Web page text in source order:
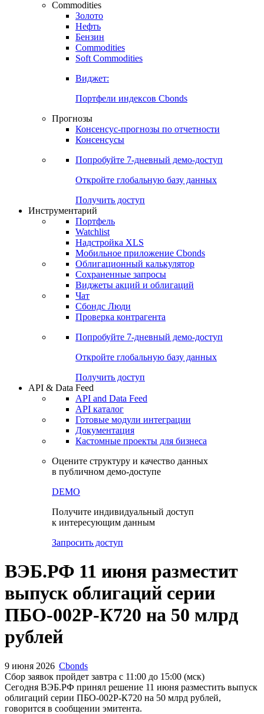
Commodities
Золото
Нефть
Бензин
Commodities
Soft Commodities
Виджет:
Портфели индексов Cbonds
Прогнозы
Консенсус-прогнозы по отчетности
Консенсусы
Попробуйте 7-дневный демо-доступ
Откройте глобальную базу данных
Получить доступ
Инструментарий
Портфель
Watchlist
Надстройка XLS
Мобильное приложение Cbonds
Облигационный калькулятор
Сохраненные запросы
Виджеты акций и облигаций
Чат
Сбондс Люди
Проверка контрагента
Попробуйте 7-дневный демо-доступ
Откройте глобальную базу данных
Получить доступ
API & Data Feed
API and Data Feed
API каталог
Готовые модули интеграции
Документация
Кастомные проекты для бизнеса
Оцените структуру и качество данных
в публичном демо-доступе
DEMO
Получите индивидуальный доступ
к интересующим данным
Запросить доступ
ВЭБ.РФ 11 июня разместит
выпуск облигаций серии
ПБО-002Р-К720 на 50 млрд
рублей
9 июня 2026 Cbonds
Сбор заявок пройдет завтра с 11:00 до 15:00 (мск)
Сегодня ВЭБ.РФ принял решение 11 июня разместить выпуск
облигаций серии ПБО-002Р-К720 на 50 млрд рублей,
говорится в сообщении эмитента.